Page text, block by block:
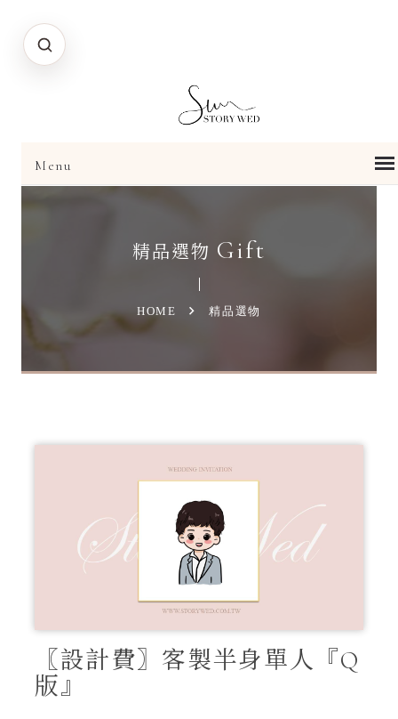
精品選物 Gift
HOME 精品選物
〖設計費〗客製半身單人『Q
版』